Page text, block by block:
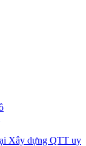
Xây dựng QTT uy